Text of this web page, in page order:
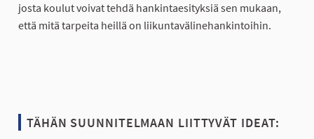
josta koulut voivat tehdä hankintaesityksiä sen mukaan,
että mitä tarpeita heillä on liikuntavälinehankintoihin.
TÄHÄN SUUNNITELMAAN LIITTYVÄT IDEAT: